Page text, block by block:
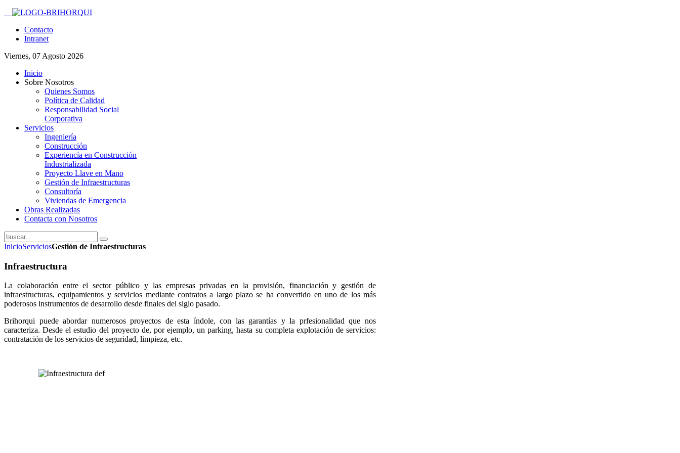
Contacto
Intranet
Viernes, 07 Agosto 2026
Inicio
Sobre Nosotros
Quienes Somos
Política de Calidad
Responsabilidad Social
Corporativa
Servicios
Ingeniería
Construcción
Experiencía en Construcción
Industrializada
Proyecto Llave en Mano
Gestión de Infraestructuras
Consultoría
Viviendas de Emergencia
Obras Realizadas
Contacta con Nosotros
InicioServiciosGestión de Infraestructuras
Infraestructura
La colaboración entre el sector público y las empresas privadas en la provisión, financiación y gestión de
infraestructuras, equipamientos y servicios mediante contratos a largo plazo se ha convertido en uno de los más
poderosos instrumentos de desarrollo desde finales del siglo pasado.
Brihorqui puede abordar numerosos proyectos de esta índole, con las garantías y la prfesionalidad que nos
caracteriza. Desde el estudio del proyecto de, por ejemplo, un parking, hasta su completa explotación de servicios:
contratación de los servicios de seguridad, limpieza, etc.